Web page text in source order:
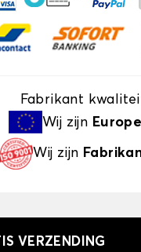
Fabrikant
Wij zijn
Wij zijn
VERZENDING